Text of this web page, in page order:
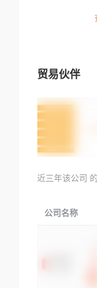
贸易伙伴
近三年该公司
公司名称